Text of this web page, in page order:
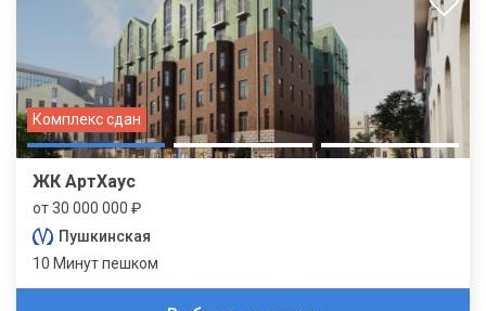
Комплекс сдан
ЖК АртХаус
от 30 000 000 ₽
Пушкинская
10 Минут пешком